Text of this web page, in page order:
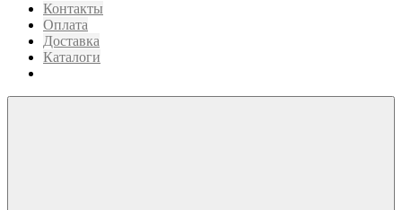
Контакты
Оплата
Доставка
Каталоги